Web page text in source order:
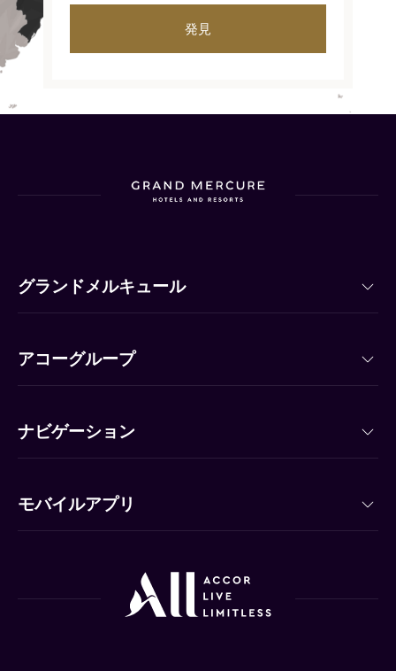
発見
グランドメルキュール
アコーグループ
ナビゲーション
モバイルアプリ